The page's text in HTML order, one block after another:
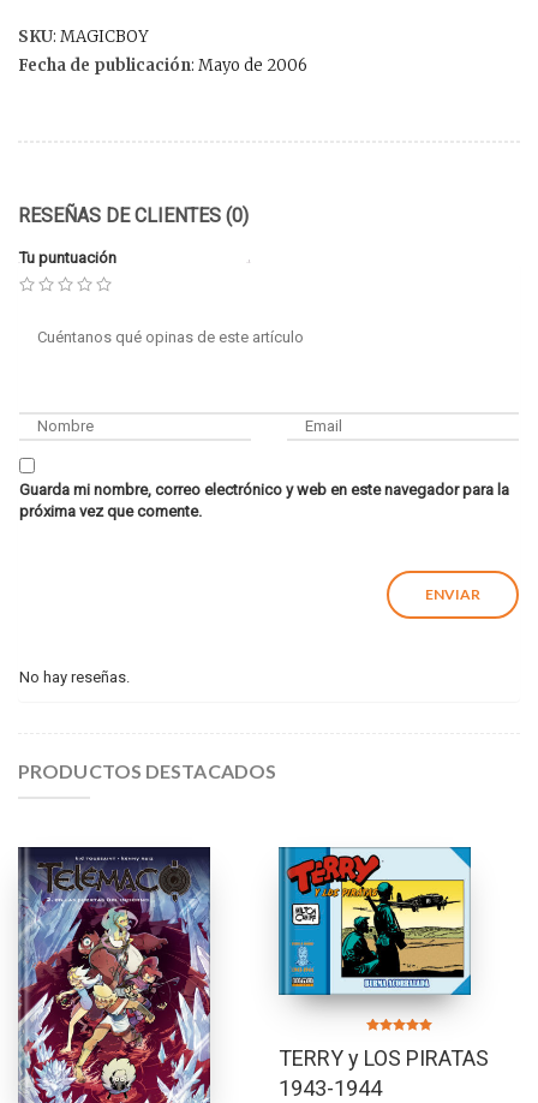
SKU: MAGICBOY
Fecha de publicación: Mayo de 2006
RESEÑAS DE CLIENTES (0)
Tu puntuación
Guarda mi nombre, correo electrónico y web en este navegador para la
próxima vez que comente.
No hay reseñas.
PRODUCTOS DESTACADOS
5.00
de 5
TERRY y LOS PIRATAS
1943-1944